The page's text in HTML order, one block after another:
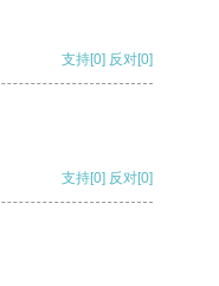
支持[0] 反对[0]
支持[0] 反对[0]